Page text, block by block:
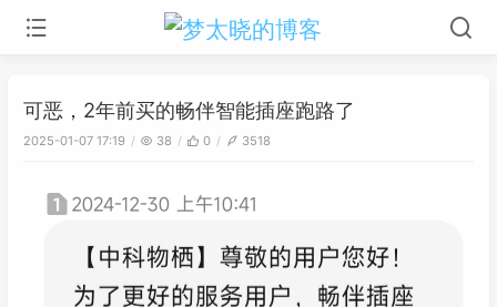
可恶，2年前买的畅伴智能插座跑路了
2025-01-07 17:19 38 0 3518